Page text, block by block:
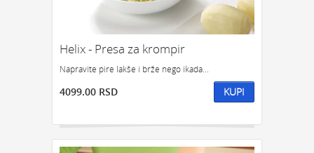
Helix - Presa za krompir
Napravite pire lakše i brže nego ikada...
4099.00 RSD KUPI